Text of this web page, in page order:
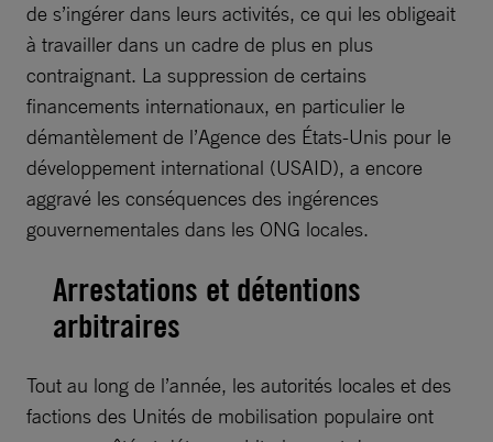
de s’ingérer dans leurs activités, ce qui les obligeait
à travailler dans un cadre de plus en plus
contraignant. La suppression de certains
financements internationaux, en particulier le
démantèlement de l’Agence des États-Unis pour le
développement international (USAID), a encore
aggravé les conséquences des ingérences
gouvernementales dans les ONG locales.
Arrestations et détentions
arbitraires
Tout au long de l’année, les autorités locales et des
factions des Unités de mobilisation populaire ont